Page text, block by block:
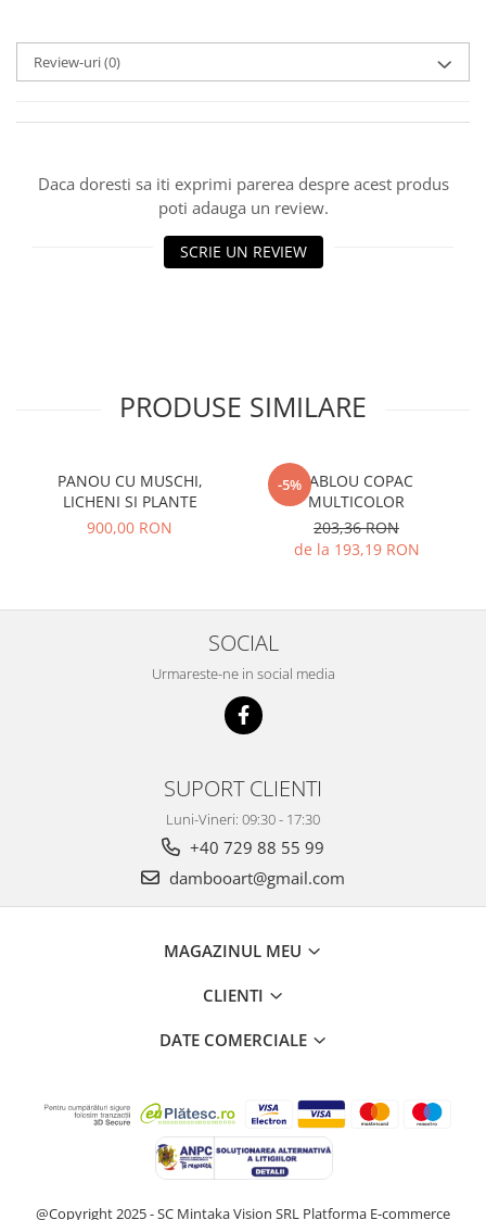
Review-uri(0)
Daca doresti sa iti exprimi parerea despre acest produs
poti adauga un review.
SCRIE UN REVIEW
PRODUSE SIMILARE
PANOU CU MUSCHI,
LICHENI SI PLANTE
900,00 RON
-5%TABLOU COPAC
MULTICOLOR
203,36 RON
de la 193,19 RON
SOCIAL
Urmareste-ne in social media
SUPORT CLIENTI
Luni-Vineri: 09:30 - 17:30
+40 729 88 55 99
dambooart@gmail.com
MAGAZINUL MEU
CLIENTI
DATE COMERCIALE
@Copyright 2025 - SC Mintaka Vision SRL Platforma E-commerce